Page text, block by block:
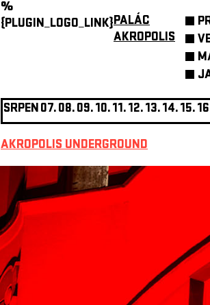
%
{PLUGIN_LOGO_LINK}PALÁC
AKROPOLIS
SRPEN07.08.09.10.11.12.13.14.15.
AKROPOLIS UNDERGROUND